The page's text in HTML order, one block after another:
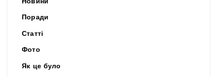
Новини
Поради
Статті
Фото
Як це було